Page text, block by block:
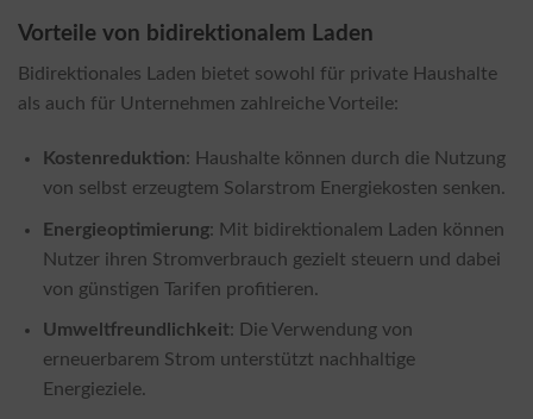
Vorteile von bidirektionalem Laden
Bidirektionales Laden bietet sowohl für private Haushalte
als auch für Unternehmen zahlreiche Vorteile:
Kostenreduktion: Haushalte können durch die Nutzung
von selbst erzeugtem Solarstrom Energiekosten senken.
Energieoptimierung: Mit bidirektionalem Laden können
Nutzer ihren Stromverbrauch gezielt steuern und dabei
von günstigen Tarifen profitieren.
Umweltfreundlichkeit: Die Verwendung von
erneuerbarem Strom unterstützt nachhaltige
Energieziele.